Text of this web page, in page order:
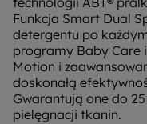
Funkcja Smart Dual
detergentu po
programy Baby Care
Motion i
doskonałą
Gwarantują one do
pielęgnacji tkanin.